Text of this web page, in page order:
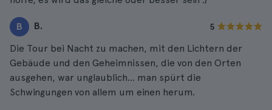
B B. 5
Die Tour bei Nacht zu machen, mit den Lichtern der
Gebäude und den Geheimnissen, die von den Orten
ausgehen, war unglaublich... man spürt die
Schwingungen von allem um einen herum.